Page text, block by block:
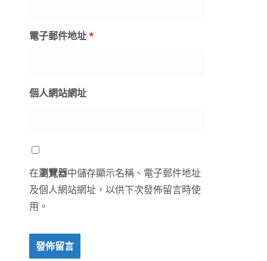
電子郵件地址*
個人網站網址
在瀏覽器中儲存顯示名稱、電子郵件地址
及個人網站網址，以供下次發佈留言時使
用。